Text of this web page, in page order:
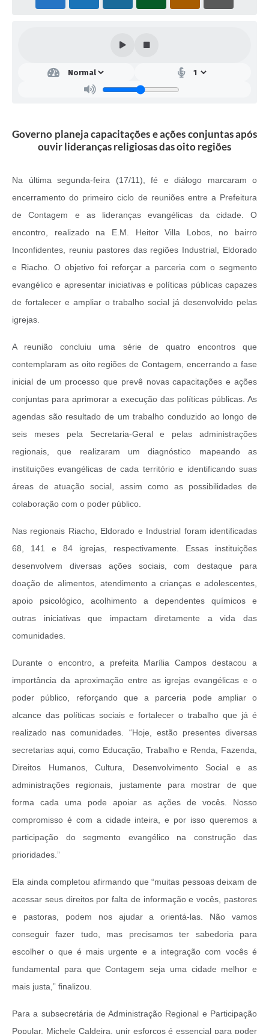
Governo planeja capacitações e ações conjuntas após
ouvir lideranças religiosas das oito regiões
Na última segunda-feira (17/11), fé e diálogo marcaram o
encerramento do primeiro ciclo de reuniões entre a Prefeitura
de Contagem e as lideranças evangélicas da cidade. O
encontro, realizado na E.M. Heitor Villa Lobos, no bairro
Inconfidentes, reuniu pastores das regiões Industrial, Eldorado
e Riacho. O objetivo foi reforçar a parceria com o segmento
evangélico e apresentar iniciativas e políticas públicas capazes
de fortalecer e ampliar o trabalho social já desenvolvido pelas
igrejas.
A reunião concluiu uma série de quatro encontros que
contemplaram as oito regiões de Contagem, encerrando a fase
inicial de um processo que prevê novas capacitações e ações
conjuntas para aprimorar a execução das políticas públicas. As
agendas são resultado de um trabalho conduzido ao longo de
seis meses pela Secretaria-Geral e pelas administrações
regionais, que realizaram um diagnóstico mapeando as
instituições evangélicas de cada território e identificando suas
áreas de atuação social, assim como as possibilidades de
colaboração com o poder público.
Nas regionais Riacho, Eldorado e Industrial foram identificadas
68, 141 e 84 igrejas, respectivamente. Essas instituições
desenvolvem diversas ações sociais, com destaque para
doação de alimentos, atendimento a crianças e adolescentes,
apoio psicológico, acolhimento a dependentes químicos e
outras iniciativas que impactam diretamente a vida das
comunidades.
Durante o encontro, a prefeita Marília Campos destacou a
importância da aproximação entre as igrejas evangélicas e o
poder público, reforçando que a parceria pode ampliar o
alcance das políticas sociais e fortalecer o trabalho que já é
realizado nas comunidades. “Hoje, estão presentes diversas
secretarias aqui, como Educação, Trabalho e Renda, Fazenda,
Direitos Humanos, Cultura, Desenvolvimento Social e as
administrações regionais, justamente para mostrar de que
forma cada uma pode apoiar as ações de vocês. Nosso
compromisso é com a cidade inteira, e por isso queremos a
participação do segmento evangélico na construção das
prioridades.”
Ela ainda completou afirmando que “muitas pessoas deixam de
acessar seus direitos por falta de informação e vocês, pastores
e pastoras, podem nos ajudar a orientá-las. Não vamos
conseguir fazer tudo, mas precisamos ter sabedoria para
escolher o que é mais urgente e a integração com vocês é
fundamental para que Contagem seja uma cidade melhor e
mais justa,” finalizou.
Para a subsecretária de Administração Regional e Participação
Popular, Michele Caldeira, unir esforços é essencial para poder